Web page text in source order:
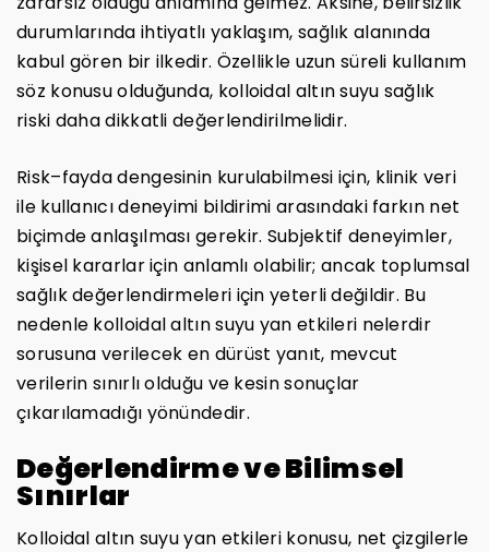
durumlarında ihtiyatlı yaklaşım, sağlık alanında
kabul gören bir ilkedir. Özellikle uzun süreli kullanım
söz konusu olduğunda, kolloidal altın suyu sağlık
riski daha dikkatli değerlendirilmelidir.
Risk–fayda dengesinin kurulabilmesi için, klinik veri
ile kullanıcı deneyimi bildirimi arasındaki farkın net
biçimde anlaşılması gerekir. Subjektif deneyimler,
kişisel kararlar için anlamlı olabilir; ancak toplumsal
sağlık değerlendirmeleri için yeterli değildir. Bu
nedenle kolloidal altın suyu yan etkileri nelerdir
sorusuna verilecek en dürüst yanıt, mevcut
verilerin sınırlı olduğu ve kesin sonuçlar
çıkarılamadığı yönündedir.
Değerlendirme ve Bilimsel
Sınırlar
Kolloidal altın suyu yan etkileri konusu, net çizgilerle